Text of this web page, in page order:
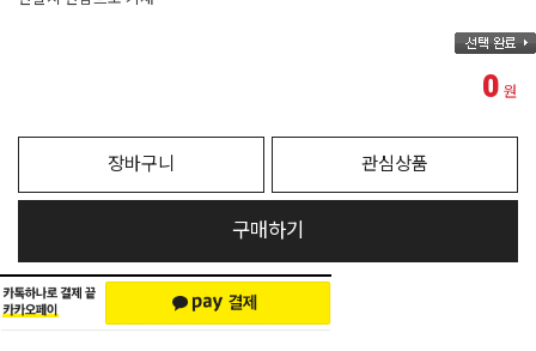
0 원
장바구니 관심상품
구매하기